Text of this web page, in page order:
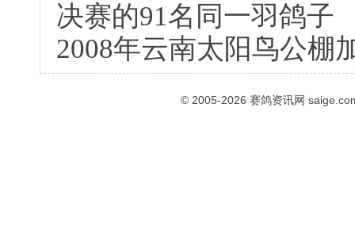
决赛的91名同一羽鸽子
2008年云南太阳鸟公棚
© 2005-2026 赛鸽资讯网